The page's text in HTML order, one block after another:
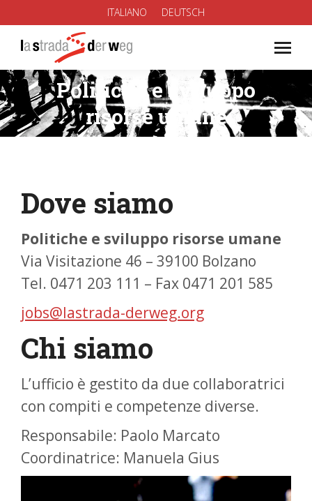
ITALIANO DEUTSCH
Politiche e sviluppo
risorse umane
You are here:
Dove siamo
Politiche e sviluppo risorse umane
Via Visitazione 46 – 39100 Bolzano
Tel. 0471 203 111 – Fax 0471 201 585
jobs@lastrada-derweg.org
Chi siamo
L’ufficio è gestito da due collaboratrici
con compiti e competenze diverse.
Responsabile: Paolo Marcato
Coordinatrice: Manuela Gius